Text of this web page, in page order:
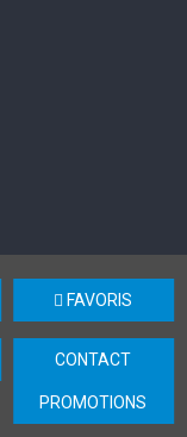
FAVORIS
CONTACT
PROMOTIONS